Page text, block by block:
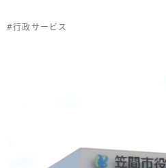
#行政サービス